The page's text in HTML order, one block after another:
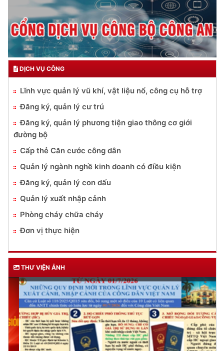
DỊCH VỤ CÔNG
Lĩnh vực quản lý vũ khí, vật liệu nổ, công cụ hỗ trợ
Đăng ký, quản lý cư trú
Đăng ký, quản lý phương tiện giao thông cơ giới
đường bộ
Cấp thẻ Căn cước công dân
Quản lý ngành nghề kinh doanh có điều kiện
Đăng ký, quản lý con dấu
Quản lý xuất nhập cảnh
Phòng cháy chữa cháy
Đơn vị thực hiện
THƯ VIỆN ẢNH